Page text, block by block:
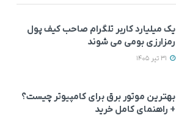
یک میلیارد کاربر تلگرام صاحب کیف پول
رمزارزی بومی می‌ شوند
بهترین موتور برق برای کامپیوتر چیست؟
+ راهنمای کامل خرید